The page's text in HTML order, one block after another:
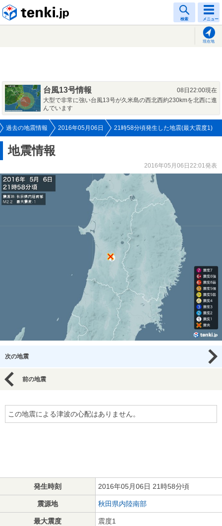
検索 メニュー
現在地
台風13号情報
08日22:00現在
大型で非常に強い台風13号が久米島の西北西約230kmを北西に進
んでいます
過去の地震情報 2016年05月06日 21時58分頃発生した地震(最大震度1)
地震情報
2016年05月06日22:01発表
次の地震
前の地震
この地震による津波の心配はありません。
発生時刻 2016年05月06日 21時58分頃
震源地 秋田県内陸南部
最大震度 震度1